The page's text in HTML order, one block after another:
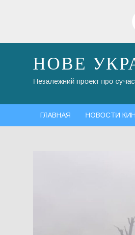
НОВЕ
Незалежний проект про
ГЛАВНАЯ НОВОСТИ